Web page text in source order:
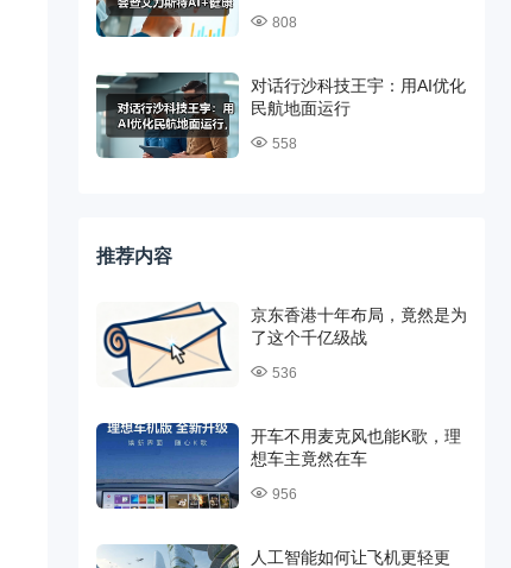
808
对话行沙科技王宇：用AI优化
民航地面运行
558
推荐内容
京东香港十年布局，竟然是为
了这个千亿级战
536
开车不用麦克风也能K歌，理
想车主竟然在车
956
人工智能如何让飞机更轻更